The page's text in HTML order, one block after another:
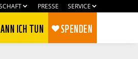
PRESSE SERVICE
ICH TUN SPENDEN